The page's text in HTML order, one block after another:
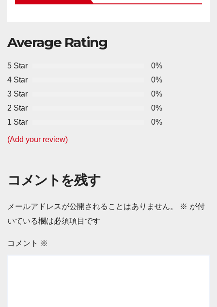
Average Rating
5 Star
0%
4 Star
0%
3 Star
0%
2 Star
0%
1 Star
0%
(Add your review)
コメントを残す
メールアドレスが公開されることはありません。 ※ が付
いている欄は必須項目です
コメント ※